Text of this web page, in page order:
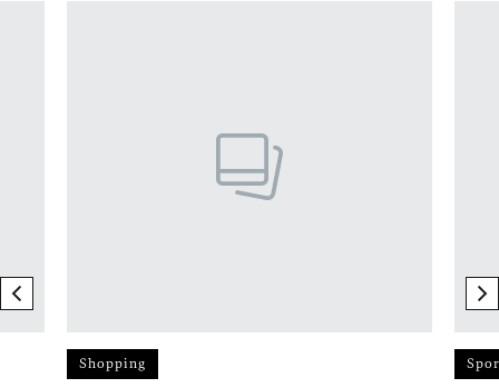
previous element
Shopping